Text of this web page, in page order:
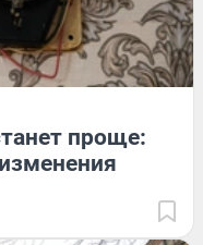
проще: